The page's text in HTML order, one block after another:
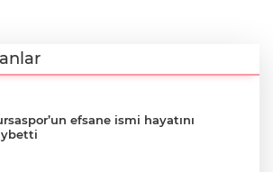
efsane ismi hayatını